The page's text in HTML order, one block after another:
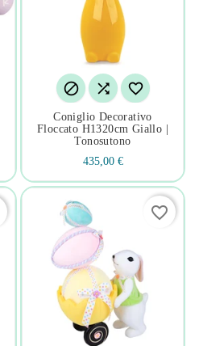
  
Coniglio Decorativo
Floccato H1320cm Giallo |
Tonosutono
435,00 €
favorite_border